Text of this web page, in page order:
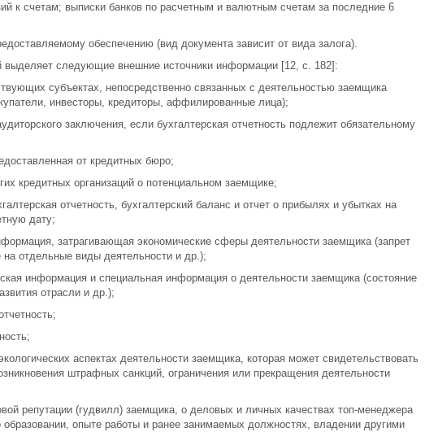
к счетам; выписки банков по расчетным и валютным счетам за последние 6
обеспечению (вид документа зависит от вида залога).
следующие внешние источники информации [12, с. 182]:
субъектах, непосредственно связанных с деятельностью заемщика
инвесторы, кредиторы, аффилированные лица);
заключения, если бухгалтерская отчетность подлежит обязательному
от кредитных бюро;
кредитных организаций о потенциальном заемщике;
отчетность, бухгалтерский баланс и отчет о прибылях и убытках на
дату;
затрагивающая экономические сферы деятельности заемщика (запрет
на отдельные виды деятельности и др.);
информация и специальная информация о деятельности заемщика (состояние
отрасли и др.);
аспектах деятельности заемщика, которая может свидетельствовать
штрафных санкций, ограничения или прекращения деятельности
репутации (гудвилл) заемщика, о деловых и личных качествах топ-менеджера
образовании, опыте работы и ранее занимаемых должностях, владении другими